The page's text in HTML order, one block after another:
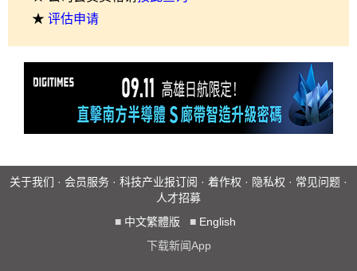
★ 评估申请
关于我们 · 会员服务 · 科技产业报订阅 · 着作权 · 隐私权 · 常见问题 ·
人才招募
■ 中文繁體版 ■ English
下载新闻App